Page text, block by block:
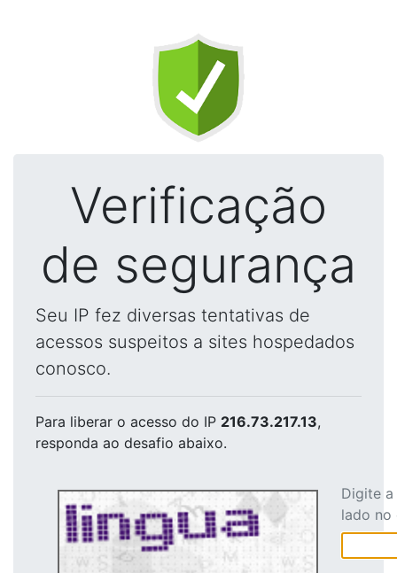
Verificação
de segurança
Seu IP fez diversas tentativas de
acessos suspeitos a sites hospedados
conosco.
Para liberar o acesso do IP 216.73.217.13,
responda ao desafio abaixo.
Digite
lado no